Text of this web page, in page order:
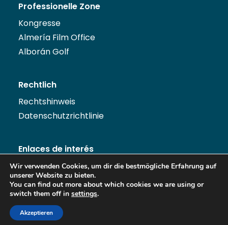
Professionelle Zone
Kongresse
Almería Film Office
Alborán Golf
Rechtlich
Rechtshinweis
Datenschutzrichtlinie
Enlaces de interés
Copyright Turismo de Almería 2022.
Wir verwenden Cookies, um dir die bestmögliche Erfahrung auf
unserer Website zu bieten.
You can find out more about which cookies we are using or
switch them off in settings.
Akzeptieren